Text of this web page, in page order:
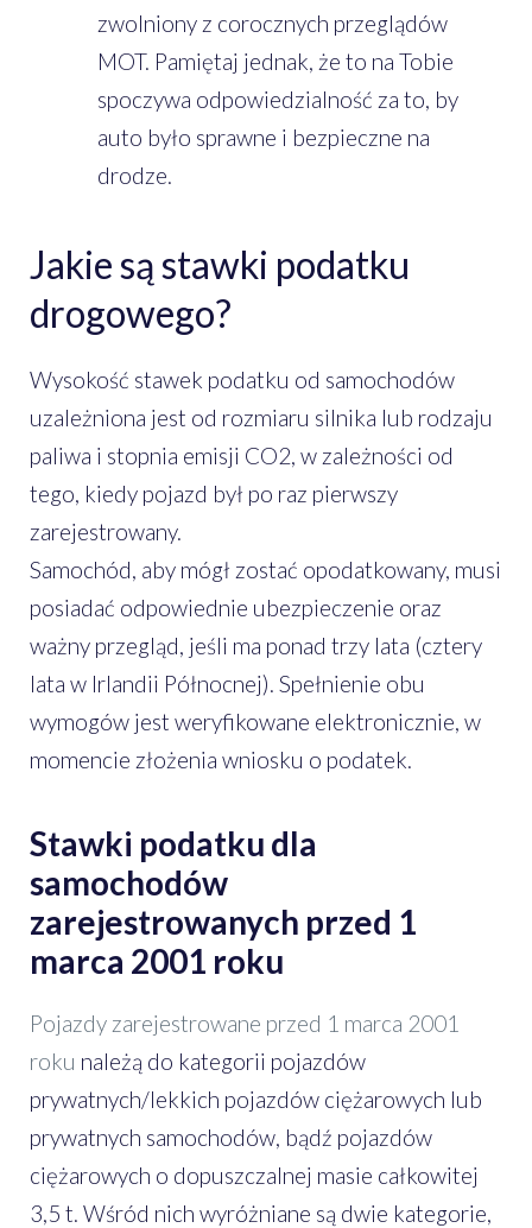
zwolniony z corocznych przeglądów
MOT. Pamiętaj jednak, że to na Tobie
spoczywa odpowiedzialność za to, by
auto było sprawne i bezpieczne na
drodze.
Jakie są stawki podatku
drogowego?
Wysokość stawek podatku od samochodów
uzależniona jest od rozmiaru silnika lub rodzaju
paliwa i stopnia emisji CO2, w zależności od
tego, kiedy pojazd był po raz pierwszy
zarejestrowany.
Samochód, aby mógł zostać opodatkowany, musi
posiadać odpowiednie ubezpieczenie oraz
ważny przegląd, jeśli ma ponad trzy lata (cztery
lata w Irlandii Północnej). Spełnienie obu
wymogów jest weryfikowane elektronicznie, w
momencie złożenia wniosku o podatek.
Stawki podatku dla
samochodów
zarejestrowanych przed 1
marca 2001 roku
Pojazdy zarejestrowane przed 1 marca 2001
roku należą do kategorii pojazdów
prywatnych/lekkich pojazdów ciężarowych lub
prywatnych samochodów, bądź pojazdów
ciężarowych o dopuszczalnej masie całkowitej
3,5 t. Wśród nich wyróżniane są dwie kategorie,